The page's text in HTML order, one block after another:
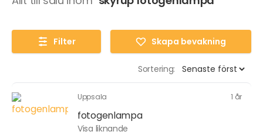
Filter Skapa bevakning
Sortering:
Uppsala 1 år
fotogenlampa
Visa liknande